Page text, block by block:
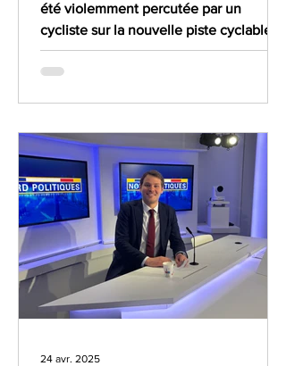
été violemment percutée par un
cycliste sur la nouvelle piste cyclable
de la rue Solférino, à...
24 avr. 2025